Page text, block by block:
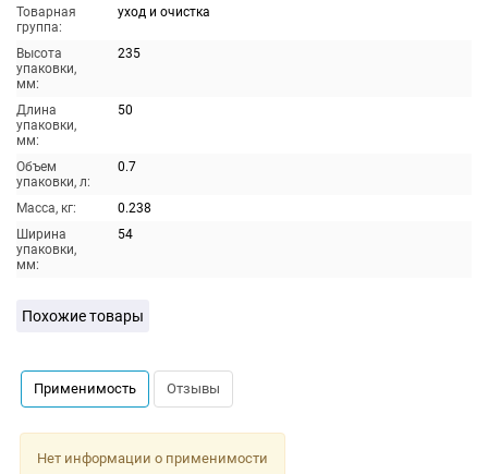
Товарная
группа:
уход и очистка
Высота
упаковки,
мм:
235
Длина
упаковки,
мм:
50
Объем
упаковки, л:
0.7
Масса, кг:
0.238
Ширина
упаковки,
мм:
54
Похожие товары
Применимость Отзывы
Нет информации о применимости